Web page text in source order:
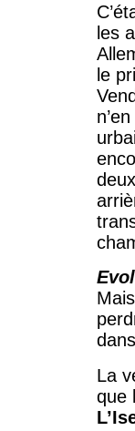
les
le
La
que